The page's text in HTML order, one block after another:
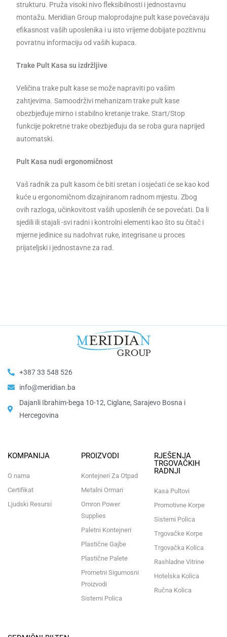
strukturu. Pruža visoki nivo fleksibilnosti i jednostavnu
montažu. Meridian Group maloprodajne pult kase povećavaju
efikasnost vaših uposlenika i u isto vrijeme dobijate pozitivnu
povratnu informaciju od vaših kupaca.
Trake Pult Kasa su izdržljive
Veličina trake pult kase se može napraviti po vašim
zahtjevima. Samoodrživi mehanizam trake pult kase
obezbjeđuje mirno i stabilno kretanje trake. Start/Stop
funkcije pokretne trake obezbjeđuju da se roba gura naprijed
automatski.
Pult Kasa nudi ergonomičnost
Vaš radnik za pult kasom će biti sretan i osjećati će se kao kod
kuće u ergonomičnom dizajniranom radnom mjestu. Zbog
ovih razloga, učinkovitost vaših uposlenih će se povećati. Da li
sjedili ili stajali -svi radni i kontrolni elementi kao što su čitač i
mjerne jedinice su nadohvat ruke, integrisane u proces
prijateljski i jednostavne za rad.
+387 33 548 526
info@meridian.ba
Dajanli Ibrahim-bega 10-12, Ciglane, Sarajevo Bosna i
Hercegovina​
KOMPANIJA
O nama
Certifikat
Ljudski Resursi
PROIZVODI
Kontejneri Za Otpad
Metalni Ormari
Omron Power
Supplies
Paletni Kontejneri
Plastične Gajbe
Plastične Palete
Prometni Sigurnosni
Proizvodi
Sistemi Polica
RJEŠENJA
TRGOVAČKIH
RADNJI
Kasa Pultovi
Promotivne Korpe
Sistemi Polica
Trgovačke Korpe
Trgovačka Kolica
Rashladne Vitrine
Hotelska Kolica
Ručna Kolica